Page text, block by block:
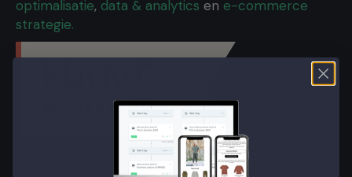
optimalisatie, data & analytics en e-commerce
strategie.